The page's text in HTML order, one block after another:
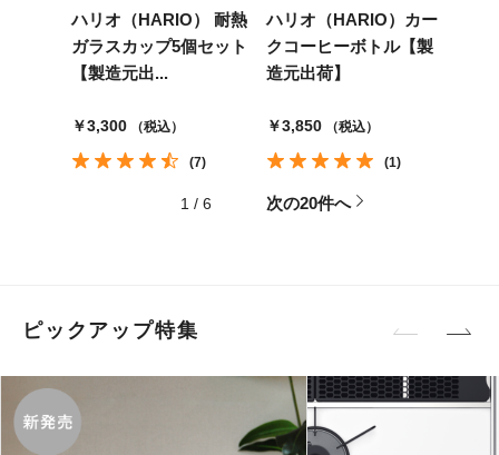
ハリオ（HARIO） 耐熱
ガラスカップ5個セット
【製造元出...
￥3,300 （税込）
(7)
ハリオ（HARIO）カー
クコーヒーボトル【製
造元出荷】
￥3,850 （税込）
(1)
1 / 6 次の20件へ
ピックアップ特集